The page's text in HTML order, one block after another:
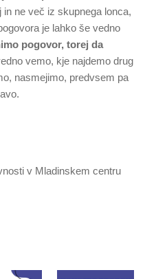
in ne več iz skupnega lonca,
je lahko še vedno
pogovor, torej da
vemo, kje najdemo drug
nasmejimo, predvsem pa
v Mladinskem centru